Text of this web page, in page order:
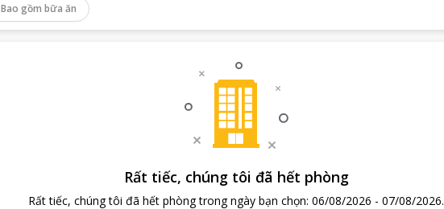
Bao gồm bữa ăn
Rất tiếc, chúng tôi đã hết phòng
Rất tiếc, chúng tôi đã hết phòng trong ngày bạn chọn: 06/08/2026 - 07/08/2026.